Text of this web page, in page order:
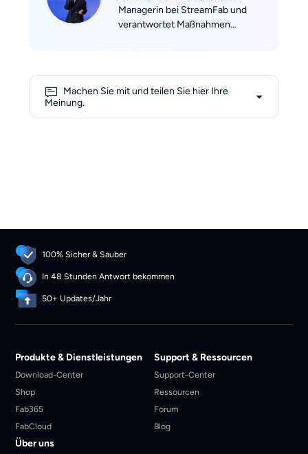
Managerin bei StreamFab und
verantwortet Maßnahmen
Kombination aus analytischer
Machen Sie mit und teilen Sie hier Ihre
Meinung.
100% Sicher & Sauber
In 48 Stunden Antwort bekommen
50+ Updates/Jahr
Produkte & Dienstleistungen
Download-Center
Shop
Fab365
FabCloud
Support & Ressourcen
Support-Center
Ressourcen
Forum
Blog
Über uns